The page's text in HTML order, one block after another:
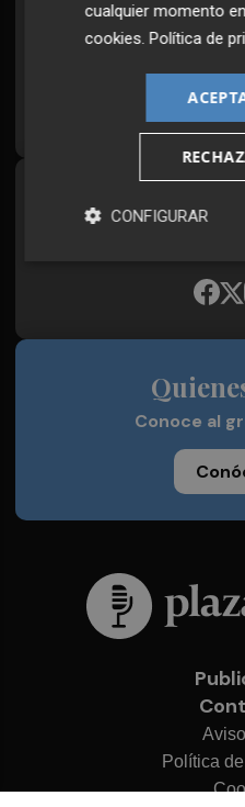
¡Quiero
Síguenos
Conoce al
Política
cualquier momento
cookies.Política de
CONFIGURAR